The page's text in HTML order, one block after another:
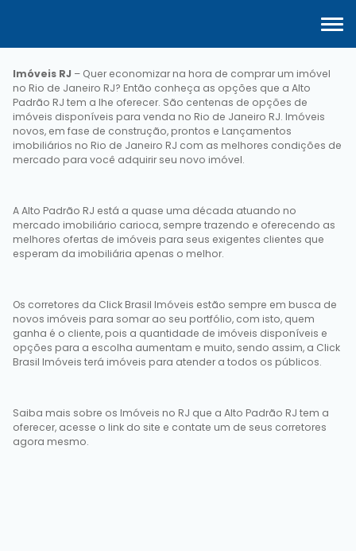
Imóveis RJ – Quer economizar na hora de comprar um imóvel
no Rio de Janeiro RJ? Então conheça as opções que a Alto
Padrão RJ tem a lhe oferecer. São centenas de opções de
imóveis disponíveis para venda no Rio de Janeiro RJ. Imóveis
novos, em fase de construção, prontos e Lançamentos
imobiliários no Rio de Janeiro RJ com as melhores condições de
mercado para você adquirir seu novo imóvel.
A Alto Padrão RJ está a quase uma década atuando no
mercado imobiliário carioca, sempre trazendo e oferecendo as
melhores ofertas de imóveis para seus exigentes clientes que
esperam da imobiliária apenas o melhor.
Os corretores da Click Brasil Imóveis estão sempre em busca de
novos imóveis para somar ao seu portfólio, com isto, quem
ganha é o cliente, pois a quantidade de imóveis disponíveis e
opções para a escolha aumentam e muito, sendo assim, a Click
Brasil Imóveis terá imóveis para atender a todos os públicos.
Saiba mais sobre os Imóveis no RJ que a Alto Padrão RJ tem a
oferecer, acesse o link do site e contate um de seus corretores
agora mesmo.